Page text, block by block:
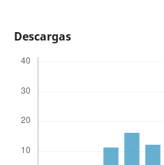
Descargas